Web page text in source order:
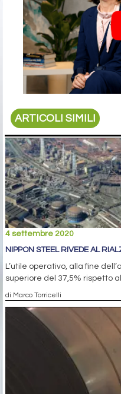
ARTICOLI SIMILI
4 settembre 2020
NIPPON STEEL RIVEDE AL
L’utile operativo, alla fine
superiore del 37,5% rispetto
di Marco Torricelli